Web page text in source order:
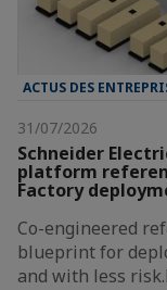
ACTUS DES
31/07/2026
Schneider
platform
Factory
Co-engineered
blueprint for
and with less